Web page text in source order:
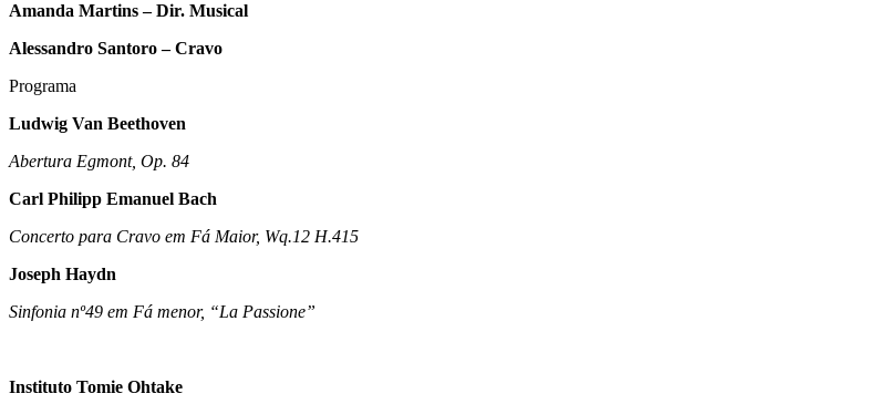
Amanda Martins – Dir. Musical
Alessandro Santoro – Cravo
Programa
Ludwig Van Beethoven
Abertura Egmont, Op. 84
Carl Philipp Emanuel Bach
Concerto para Cravo em Fá Maior, Wq.12 H.415
Joseph Haydn
Sinfonia nº49 em Fá menor, “La Passione”
Instituto Tomie Ohtake